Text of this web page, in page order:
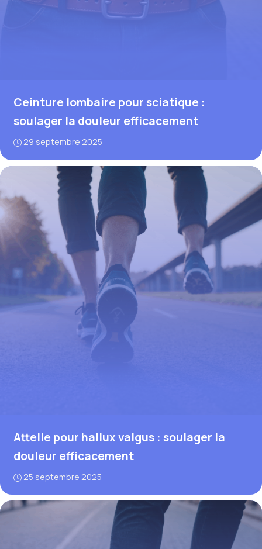
Ceinture lombaire pour sciatique :
soulager la douleur efficacement
29 septembre 2025
Attelle pour hallux valgus : soulager la
douleur efficacement
25 septembre 2025